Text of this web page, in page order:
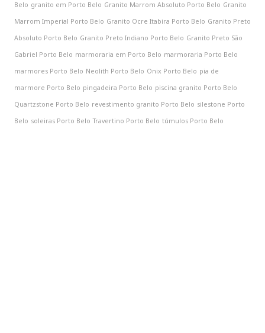
Belo granito em Porto Belo Granito Marrom Absoluto Porto Belo Granito
Marrom Imperial Porto Belo Granito Ocre Itabira Porto Belo Granito Preto
Absoluto Porto Belo Granito Preto Indiano Porto Belo Granito Preto São
Gabriel Porto Belo marmoraria em Porto Belo marmoraria Porto Belo
marmores Porto Belo Neolith Porto Belo Onix Porto Belo pia de
marmore Porto Belo pingadeira Porto Belo piscina granito Porto Belo
Quartzstone Porto Belo revestimento granito Porto Belo silestone Porto
Belo soleiras Porto Belo Travertino Porto Belo túmulos Porto Belo